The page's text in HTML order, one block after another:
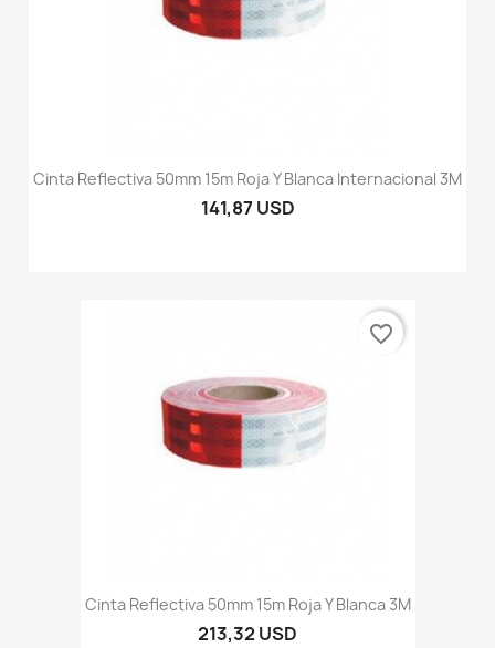
Cinta Reflectiva 50mm 15m Roja Y Blanca Internacional 3M
141,87 USD
Cinta Reflectiva 50mm 15m Roja Y Blanca 3M
213,32 USD
favorite_border